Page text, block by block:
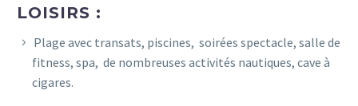
LOISIRS :
Plage avec transats, piscines, soirées spectacle, salle de
fitness, spa, de nombreuses activités nautiques, cave à
cigares.